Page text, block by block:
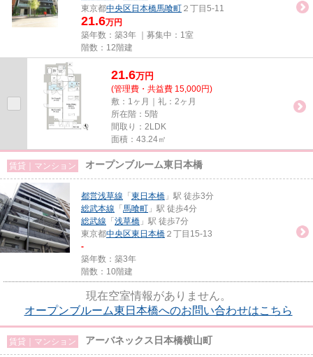
東京都中央区 日本橋馬喰町 ２丁目5-11
21.6万円
築年数：築3年 ｜募集中： 1室
階数：12階建
21.6万円
(管理費・共益費 15,000円)
敷：1ヶ月｜礼：2ヶ月
所在階：5階
間取り：2LDK
面積：43.24㎡
賃貸｜マンション オープンブルーム東日本橋
都営浅草線 「 東日本橋 」駅 徒歩3分
総武本線 「 馬喰町 」駅 徒歩4分
総武線 「 浅草橋 」駅 徒歩7分
東京都中央区東日本橋 ２丁目15-13
-
築年数：築3年
階数：10階建
現在空室情報がありません。
オープンブルーム東日本橋へのお問い合わせはこちら
賃貸｜マンション アーバネックス日本橋横山町